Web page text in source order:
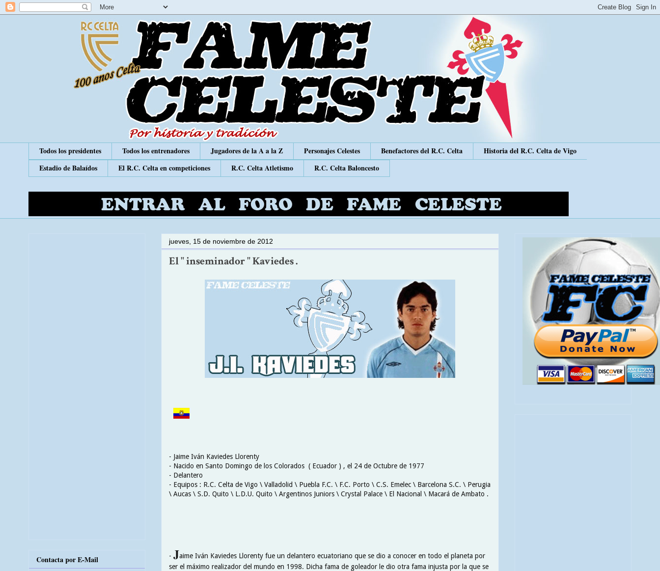
Todos los presidentes Todos los entrenadores Jugadores de la A a la Z Personajes Celestes Benefactores del R.C. Celta
Historia del R.C. Celta de Vigo
Estadio de Balaídos
El R.C. Celta en competiciones R.C. Celta Atletismo R.C. Celta Baloncesto
jueves, 15 de noviembre de 2012
El " inseminador " Kaviedes .
- Jaime Iván Kaviedes Llorenty
- Nacido en Santo Domingo de los Colorados ( Ecuador ) , el 24 de Octubre de 1977
- Delantero
- Equipos : R.C. Celta de Vigo \ Valladolid \ Puebla F.C. \ F.C. Porto \ C.S. Emelec \ Barcelona S.C. \ Perugia
\ Aucas \ S.D. Quito \ L.D.U. Quito \ Argentinos Juniors \ Crystal Palace \ El Nacional \ Macará de Ambato .
- Jaime Iván Kaviedes Llorenty fue un delantero ecuatoriano que se dio a conocer en todo el planeta por
ser el máximo realizador del mundo en 1998. Dicha fama de goleador le dio otra fama injusta por la que se
Contacta por E-Mail